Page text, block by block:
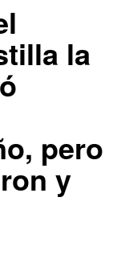
la
pero
y